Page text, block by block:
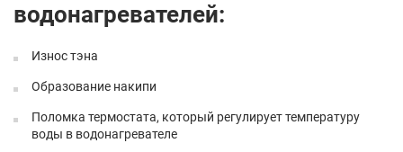
водонагревателей:
Износ тэна
Образование накипи
Поломка термостата, который регулирует температуру
воды в водонагревателе